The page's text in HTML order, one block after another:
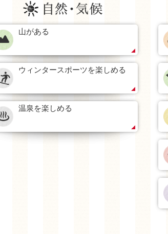
山がある
ウィンタースポーツを楽しめる
温泉を楽しめる